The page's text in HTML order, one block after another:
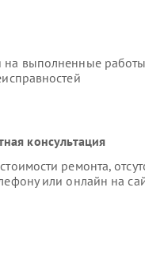
на выполненные
консультация
ремонта,
или онлайн на